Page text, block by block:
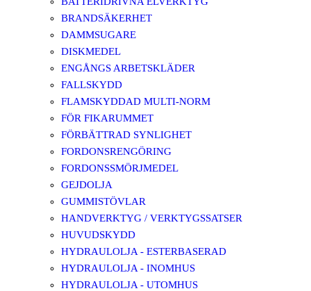
BRANDSÄKERHET
DAMMSUGARE
DISKMEDEL
ENGÅNGS ARBETSKLÄDER
FALLSKYDD
FLAMSKYDDAD MULTI-NORM
FÖR FIKARUMMET
FÖRBÄTTRAD SYNLIGHET
FORDONSRENGÖRING
FORDONSSMÖRJMEDEL
GEJDOLJA
GUMMISTÖVLAR
HANDVERKTYG / VERKTYGSSATSER
HUVUDSKYDD
HYDRAULOLJA - ESTERBASERAD
HYDRAULOLJA - INOMHUS
HYDRAULOLJA - UTOMHUS